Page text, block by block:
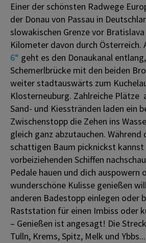
Einer der schönsten Radwege
der Donau von Passau in
slowakischen Grenze vor
Kilometer davon durch Österreich.
6“ geht es den Donaukanal
Schemerlbrücke mit den beiden
weiter stadtauswärts zum
Klosterneuburg. Zahlreiche Plätze
Sand- und Kiesstränden laden ein
Zwischenstopp die Zehen ins
gleich ganz abzutauchen. Während
schattigen Baum picknickst kannst
vorbeiziehenden Schiffen
Pedale hauen und dich auspowern
wunderschöne Kulisse genießen
anderen Badestopp einlegen oder
Raststation für einen Imbiss oder
– Genießen ist angesagt! Die
Tulln, Krems, Spitz, Melk und Ybbs...